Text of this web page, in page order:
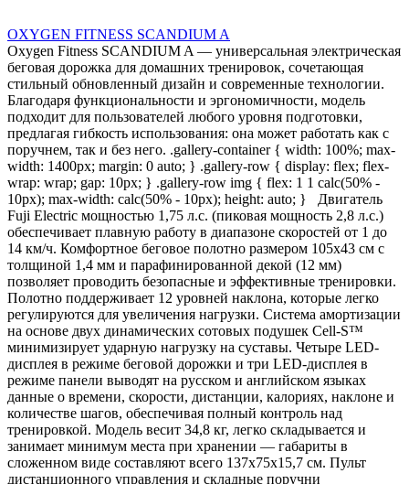
OXYGEN FITNESS SCANDIUM A
Oxygen Fitness SCANDIUM A — универсальная электрическая
беговая дорожка для домашних тренировок, сочетающая
стильный обновленный дизайн и современные технологии.
Благодаря функциональности и эргономичности, модель
подходит для пользователей любого уровня подготовки,
предлагая гибкость использования: она может работать как с
поручнем, так и без него. .gallery-container { width: 100%; max-
width: 1400px; margin: 0 auto; } .gallery-row { display: flex; flex-
wrap: wrap; gap: 10px; } .gallery-row img { flex: 1 1 calc(50% -
10px); max-width: calc(50% - 10px); height: auto; } Двигатель
Fuji Electric мощностью 1,75 л.с. (пиковая мощность 2,8 л.с.)
обеспечивает плавную работу в диапазоне скоростей от 1 до
14 км/ч. Комфортное беговое полотно размером 105х43 см с
толщиной 1,4 мм и парафинированной декой (12 мм)
позволяет проводить безопасные и эффективные тренировки.
Полотно поддерживает 12 уровней наклона, которые легко
регулируются для увеличения нагрузки. Система амортизации
на основе двух динамических сотовых подушек Cell-S™
минимизирует ударную нагрузку на суставы. Четыре LED-
дисплея в режиме беговой дорожки и три LED-дисплея в
режиме панели выводят на русском и английском языках
данные о времени, скорости, дистанции, калориях, наклоне и
количестве шагов, обеспечивая полный контроль над
тренировкой. Модель весит 34,8 кг, легко складывается и
занимает минимум места при хранении — габариты в
сложенном виде составляют всего 137х75х15,7 см. Пульт
дистанционного управления и складные поручни